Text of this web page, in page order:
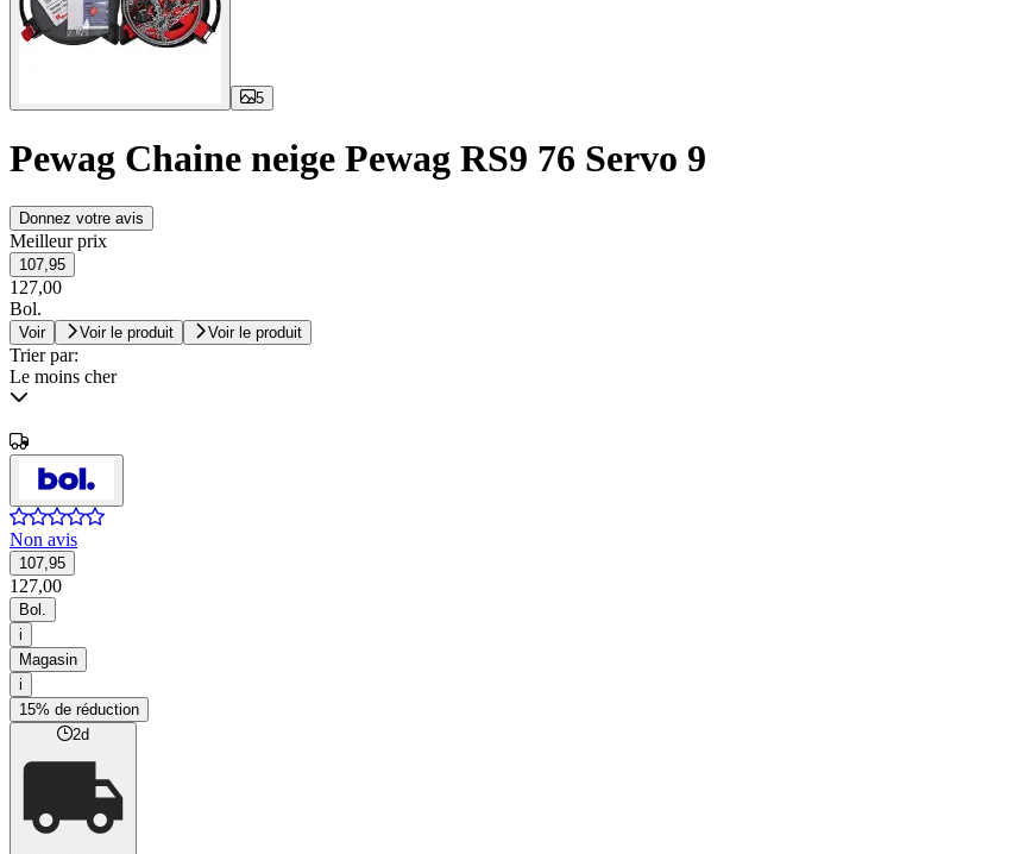
5
Pewag Chaine neige Pewag RS9 76 Servo 9
Donnez votre avis
Meilleur prix
107,95
127,00
Bol.
Voir Voir le produit Voir le produit
Trier par:
Le moins cher
Non avis
107,95
127,00
Bol.
i
Magasin
i
15% de réduction
2d